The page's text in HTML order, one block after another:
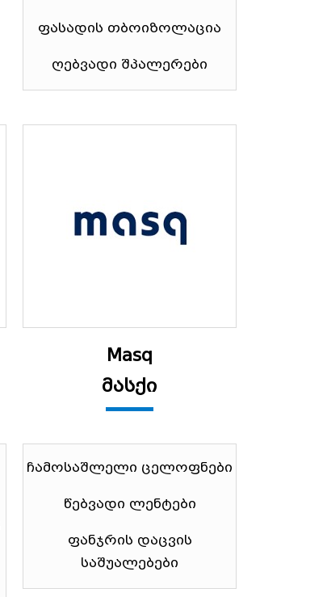
ფასადის თბოიზოლაცია
ღებვადი შპალერები
Masq
მასქი
ჩამოსაშლელი ცელოფნები
წებვადი ლენტები
ფანჯრის დაცვის
საშუალებები